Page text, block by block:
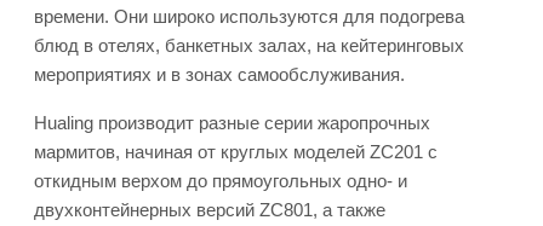
времени. Они широко используются для подогрева
блюд в отелях, банкетных залах, на кейтеринговых
мероприятиях и в зонах самообслуживания.
Hualing производит разные серии жаропрочных
мармитов, начиная от круглых моделей ZC201 с
откидным верхом до прямоугольных одно- и
двухконтейнерных версий ZC801, а также